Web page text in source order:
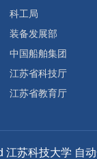
科工局
装备发展部
中国船舶集团
江苏省科技厅
江苏省教育厅
苏科技大学 自